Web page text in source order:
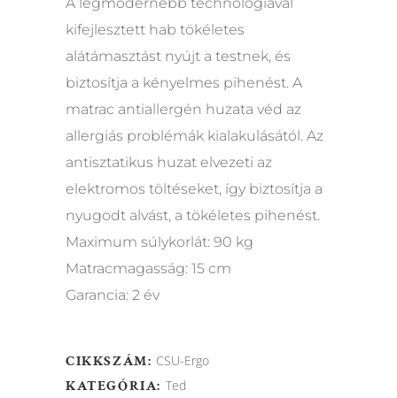
kifejlesztett hab tökéletes
alátámasztást nyújt a testnek, és
biztosítja a kényelmes pihenést. A
matrac antiallergén huzata véd az
allergiás problémák kialakulásától. Az
antisztatikus huzat elvezeti az
elektromos töltéseket, így biztosítja a
nyugodt alvást, a tökéletes pihenést.
Maximum súlykorlát: 90 kg
Matracmagasság: 15 cm
Garancia: 2 év
CIKKSZÁM: CSU-Ergo
KATEGÓRIA: Ted